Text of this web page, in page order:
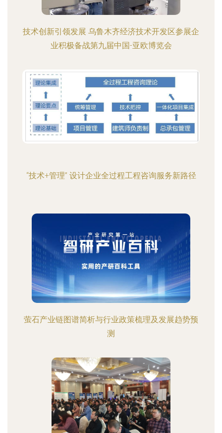
技术创新引领发展 乌鲁木齐经济技术开发区参展企
业积极备战第九届中国-亚欧博览会
“技术+管理” 设计企业全过程工程咨询服务新路径
萤石产业链图谱简析与行业政策梳理及发展趋势预
测